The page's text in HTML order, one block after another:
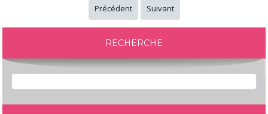
Précédent Suivant
RECHERCHE